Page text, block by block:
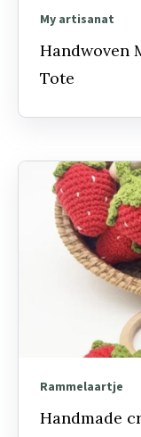
My artisanat
Handwoven
Tote
Rammelaartje
Handmade